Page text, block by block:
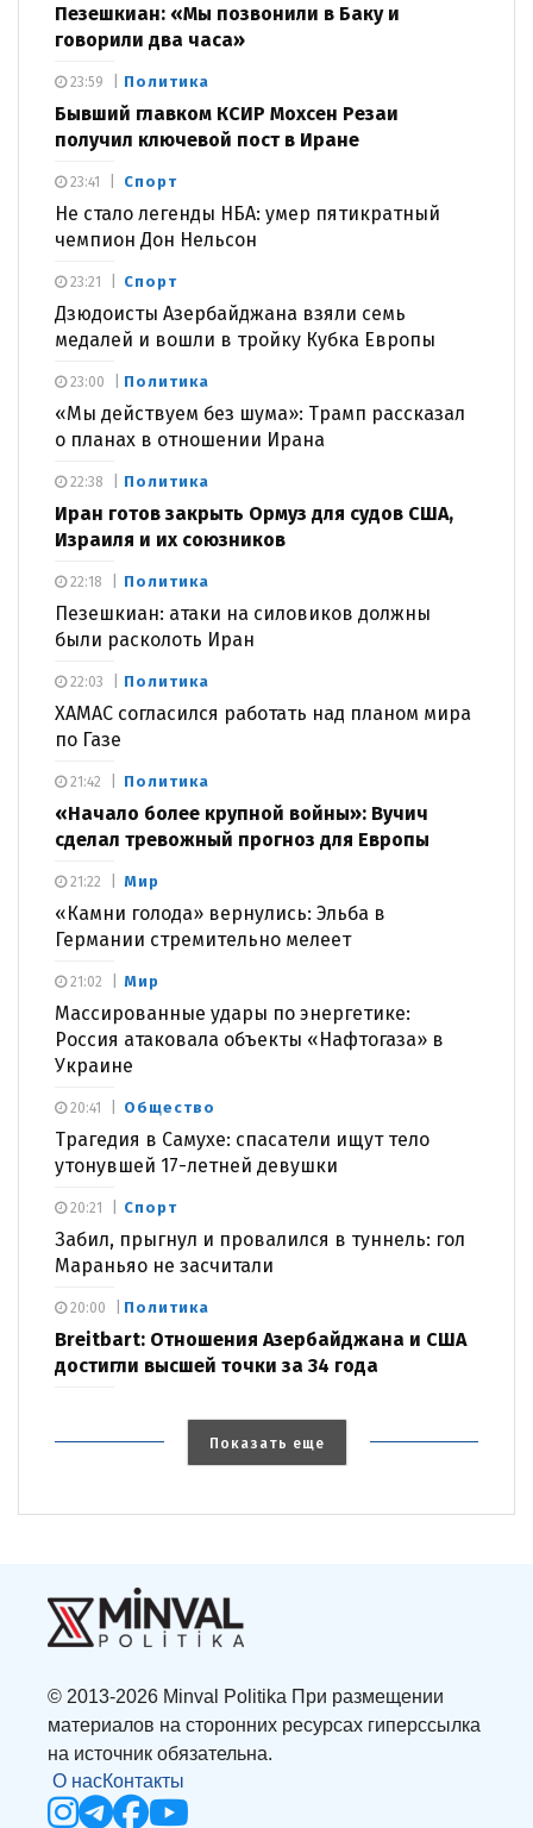
Пезешкиан: «Мы позвонили в Баку и
говорили два часа»
Политика
Бывший главком КСИР Мохсен Резаи
получил ключевой пост в Иране
23:59
Спорт
Не стало легенды НБА: умер пятикратный
чемпион Дон Нельсон
23:41
Спорт
Дзюдоисты Азербайджана взяли семь
медалей и вошли в тройку Кубка Европы
23:21
Политика
«Мы действуем без шума»: Трамп рассказал
о планах в отношении Ирана
23:00
Политика
Иран готов закрыть Ормуз для судов США,
Израиля и их союзников
22:38
Политика
Пезешкиан: атаки на силовиков должны
были расколоть Иран
22:18
Политика
ХАМАС согласился работать над планом мира
по Газе
22:03
Политика
«Начало более крупной войны»: Вучич
сделал тревожный прогноз для Европы
21:42
Мир
«Камни голода» вернулись: Эльба в
Германии стремительно мелеет
21:22
Мир
Массированные удары по энергетике:
Россия атаковала объекты «Нафтогаза» в
Украине
21:02
Общество
Трагедия в Самухе: спасатели ищут тело
утонувшей 17-летней девушки
20:41
Спорт
Забил, прыгнул и провалился в туннель: гол
Мараньяо не засчитали
20:21
Политика
Breitbart: Отношения Азербайджана и США
достигли высшей точки за 34 года
20:00
Показать еще
© 2013-2026 Minval Politika При размещении
материалов на сторонних ресурсах гиперссылка
на источник обязательна.
О насКонтакты